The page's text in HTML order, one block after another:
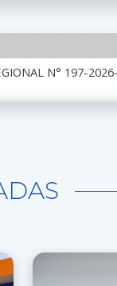
N° 197-